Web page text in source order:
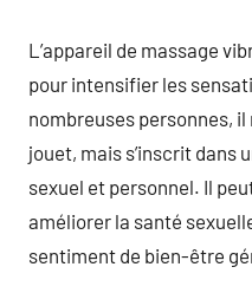
L’appareil de massage
pour intensifier les
nombreuses personnes,
jouet, mais s’inscrit dans
sexuel et personnel. Il
améliorer la santé
sentiment de bien-être